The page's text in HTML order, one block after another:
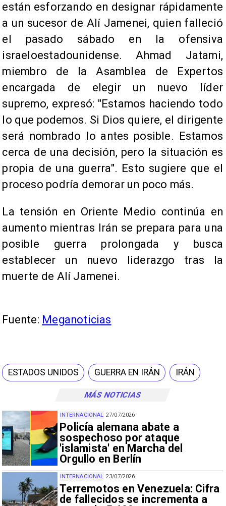
MÁS NOTICIAS
27/07/2026
Policía alemana abate a
sospechoso por ataque
'islamista' en Marcha del
Orgullo en Berlín
INTERNACIONAL
23/07/2026
Terremotos en Venezuela: Cifra
de fallecidos se incrementa a
INTERNACIONAL
están esforzando en designar rápidamente
a un sucesor de Alí Jamenei, quien falleció
el pasado sábado en la ofensiva
israeloestadounidense. Ahmad Jatami,
miembro de la Asamblea de Expertos
encargada de elegir un nuevo líder
supremo, expresó: "Estamos haciendo todo
lo que podemos. Si Dios quiere, el dirigente
será nombrado lo antes posible. Estamos
cerca de una decisión, pero la situación es
propia de una guerra". Esto sugiere que el
proceso podría demorar un poco más.
La tensión en Oriente Medio continúa en
aumento mientras Irán se prepara para una
posible guerra prolongada y busca
establecer un nuevo liderazgo tras la
muerte de Alí Jamenei.
Fuente: Meganoticias
ESTADOS UNIDOS GUERRA EN IRÁN IRÁN